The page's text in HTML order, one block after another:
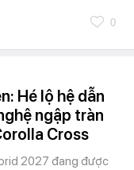
0
Hé lộ hệ dẫn
ngập tràn
Cross
2027 đang được